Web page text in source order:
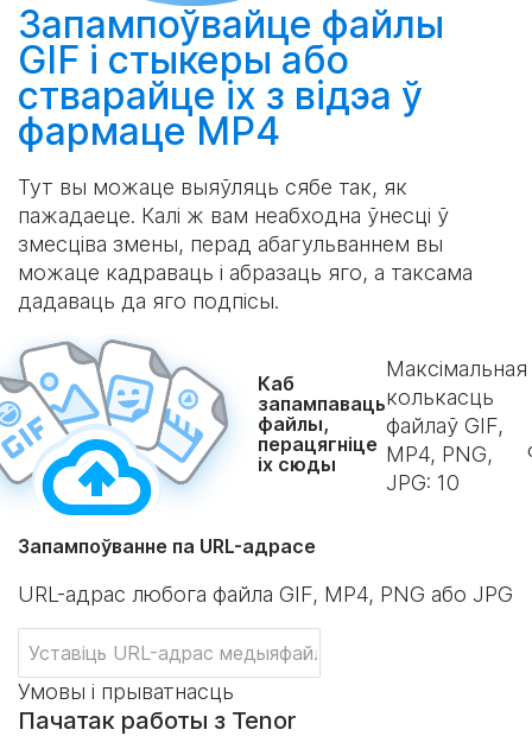
Запампоўвайце файлы
GIF і стыкеры або
стварайцеіх з відэа ў
фармаце MP4
Тут вы можаце выяўляць сябе так, як
пажадаеце. Калі ж вам неабходна ўнесці ў
змесціва змены, перад абагульваннем вы
можаце кадраваць і абразаць яго, а таксама
дадаваць да яго подпісы.
Каб
запампаваць
файлы,
перацягніце
іх сюды
Максімальная
колькасць
файлаў GIF,
MP4, PNG,
JPG: 10
Запампоўванне па URL-адрасе
URL-адрас любога файла GIF, MP4, PNG або JPG
Умовы і прыватнасць
Пачатак работы з Tenor